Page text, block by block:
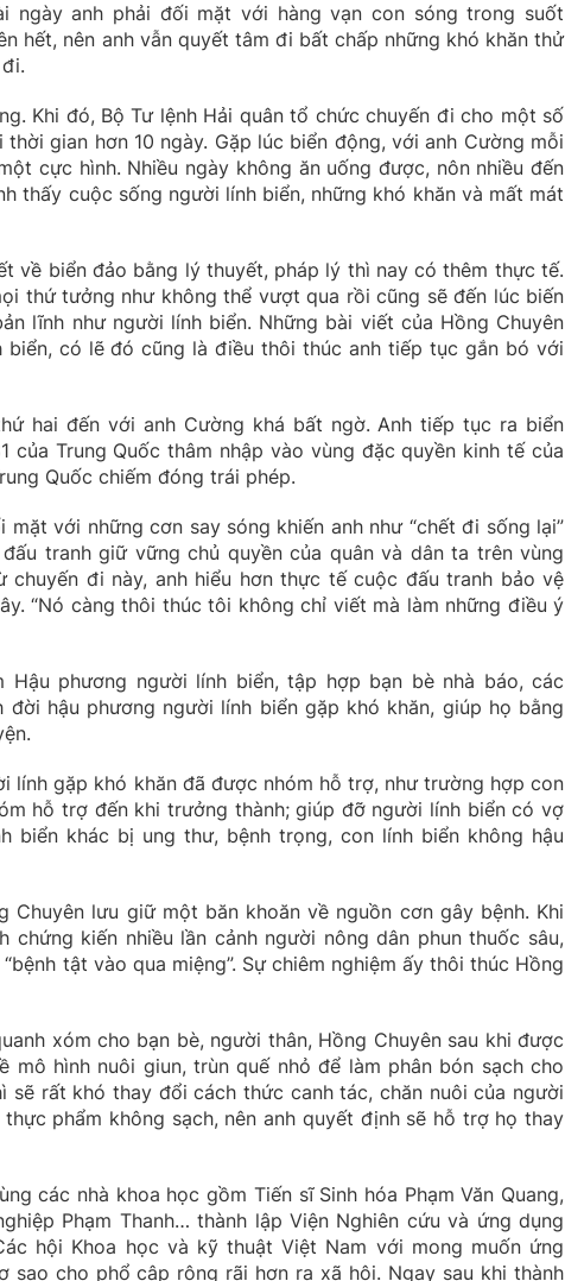
ngày anh phải đối mặt với hàng vạn con sóng trong suốt
hết, nên anh vẫn quyết tâm đi bất chấp những khó khăn thử
Khi đó, Bộ Tư lệnh Hải quân tổ chức chuyến đi cho một số
gian hơn 10 ngày. Gặp lúc biển động, với anh Cường mỗi
cực hình. Nhiều ngày không ăn uống được, nôn nhiều đến
thấy cuộc sống người lính biển, những khó khăn và mất mát
về biển đảo bằng lý thuyết, pháp lý thì nay có thêm thực tế.
thứ tưởng như không thể vượt qua rồi cũng sẽ đến lúc biến
lĩnh như người lính biển. Những bài viết của Hồng Chuyên
có lẽ đó cũng là điều thôi thúc anh tiếp tục gắn bó với
hai đến với anh Cường khá bất ngờ. Anh tiếp tục ra biển
của Trung Quốc thâm nhập vào vùng đặc quyền kinh tế của
Quốc chiếm đóng trái phép.
mặt với những cơn say sóng khiến anh như “chết đi sống lại”
tranh giữ vững chủ quyền của quân và dân ta trên vùng
đi này, anh hiểu hơn thực tế cuộc đấu tranh bảo vệ
“Nó càng thôi thúc tôi không chỉ viết mà làm những điều ý
Hậu phương người lính biển, tập hợp bạn bè nhà báo, các
hậu phương người lính biển gặp khó khăn, giúp họ bằng
lính gặp khó khăn đã được nhóm hỗ trợ, như trường hợp con
hỗ trợ đến khi trưởng thành; giúp đỡ người lính biển có vợ
biển khác bị ung thư, bệnh trọng, con lính biển không hậu
Chuyên lưu giữ một băn khoăn về nguồn cơn gây bệnh. Khi
kiến nhiều lần cảnh người nông dân phun thuốc sâu,
tật vào qua miệng”. Sự chiêm nghiệm ấy thôi thúc Hồng
xóm cho bạn bè, người thân, Hồng Chuyên sau khi được
hình nuôi giun, trùn quế nhỏ để làm phân bón sạch cho
sẽ rất khó thay đổi cách thức canh tác, chăn nuôi của người
phẩm không sạch, nên anh quyết định sẽ hỗ trợ họ thay
các nhà khoa học gồm Tiến sĩ Sinh hóa Phạm Văn Quang,
Phạm Thanh… thành lập Viện Nghiên cứu và ứng dụng
hội Khoa học và kỹ thuật Việt Nam với mong muốn ứng
sao cho phổ cập rộng rãi hơn ra xã hội. Ngay sau khi thành